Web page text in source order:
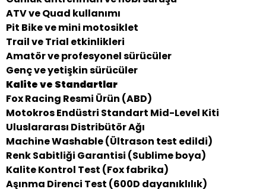
ATV ve Quad kullanımı
Pit Bike ve mini motosiklet
Trail ve Trial etkinlikleri
Amatör ve profesyonel sürücüler
Genç ve yetişkin sürücüler
Kalite ve Standartlar
Fox Racing Resmi Ürün (ABD)
Motokros Endüstri Standart Mid-Level Kiti
Uluslararası Distribütör Ağı
Machine Washable (Ültrason test edildi)
Renk Sabitliği Garantisi (Sublime boya)
Kalite Kontrol Test (Fox fabrika)
Aşınma Direnci Test (600D dayanıklılık)